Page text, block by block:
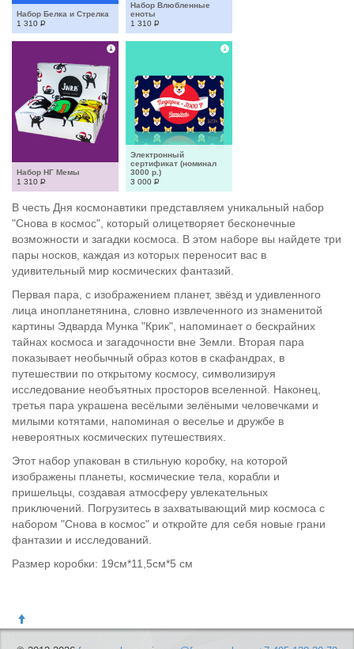
Набор Белка и Стрелка
1 310 Р
Набор Влюбленные
еноты
1 310 Р
Набор НГ Мемы
1 310 Р
Электронный
сертификат (номинал
3000 р.)
3 000 Р
В честь Дня космонавтики представляем уникальный набор
"Снова в космос", который олицетворяет бесконечные
возможности и загадки космоса. В этом наборе вы найдете три
пары носков, каждая из которых переносит вас в
удивительный мир космических фантазий.
Первая пара, с изображением планет, звёзд и удивленного
лица инопланетянина, словно извлеченного из знаменитой
картины Эдварда Мунка "Крик", напоминает о бескрайних
тайнах космоса и загадочности вне Земли. Вторая пара
показывает необычный образ котов в скафандрах, в
путешествии по открытому космосу, символизируя
исследование необъятных просторов вселенной. Наконец,
третья пара украшена весёлыми зелёными человечками и
милыми котятами, напоминая о веселье и дружбе в
невероятных космических путешествиях.
Этот набор упакован в стильную коробку, на которой
изображены планеты, космические тела, корабли и
пришельцы, создавая атмосферу увлекательных
приключений. Погрузитесь в захватывающий мир космоса с
набором "Снова в космос" и откройте для себя новые грани
фантазии и исследований.
Размер коробки: 19см*11,5см*5 см